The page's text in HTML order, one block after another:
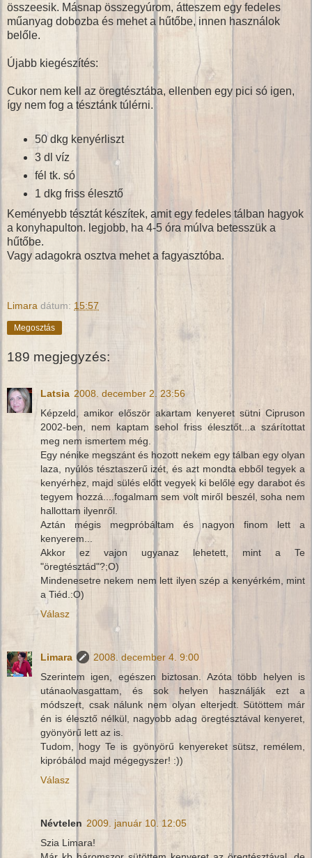
összeesik. Másnap összegyúrom, átteszem egy fedeles
műanyag dobozba és mehet a hűtőbe, innen használok
belőle.
Újabb kiegészítés:
Cukor nem kell az öregtésztába, ellenben egy pici só igen,
így nem fog a tésztánk túlérni.
50 dkg kenyérliszt
3 dl víz
fél tk. só
1 dkg friss élesztő
Keményebb tésztát készítek, amit egy fedeles tálban hagyok
a konyhapulton. legjobb, ha 4-5 óra múlva betesszük a
hűtőbe.
Vagy adagokra osztva mehet a fagyasztóba.
Limara dátum: 15:57
Megosztás
189 megjegyzés:
Latsia 2008. december 2. 23:56
Képzeld, amikor először akartam kenyeret sütni Cipruson
2002-ben, nem kaptam sehol friss élesztőt...a szárítottat
meg nem ismertem még.
Egy nénike megszánt és hozott nekem egy tálban egy olyan
laza, nyúlós tésztaszerű izét, és azt mondta ebből tegyek a
kenyérhez, majd sülés előtt vegyek ki belőle egy darabot és
tegyem hozzá....fogalmam sem volt miről beszél, soha nem
hallottam ilyenről.
Aztán mégis megpróbáltam és nagyon finom lett a
kenyerem...
Akkor ez vajon ugyanaz lehetett, mint a Te
"öregtésztád"?;O)
Mindenesetre nekem nem lett ilyen szép a kenyérkém, mint
a Tiéd.:O)
Válasz
Limara
2008. december 4. 9:00
Szerintem igen, egészen biztosan. Azóta több helyen is
utánaolvasgattam, és sok helyen használják ezt a
módszert, csak nálunk nem olyan elterjedt. Sütöttem már
én is élesztő nélkül, nagyobb adag öregtésztával kenyeret,
gyönyörű lett az is.
Tudom, hogy Te is gyönyörű kenyereket sütsz, remélem,
kipróbálod majd mégegyszer! :))
Válasz
Névtelen 2009. január 10. 12:05
Szia Limara!